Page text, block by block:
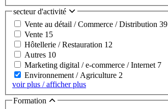
secteur d'activité
Vente au détail / Commerce / Distribution 39
Vente 15
Hôtellerie / Restauration 12
Autres 10
Marketing digital / e-commerce / Internet 7
Environnement / Agriculture 2
voir plus / afficher plus
Formation